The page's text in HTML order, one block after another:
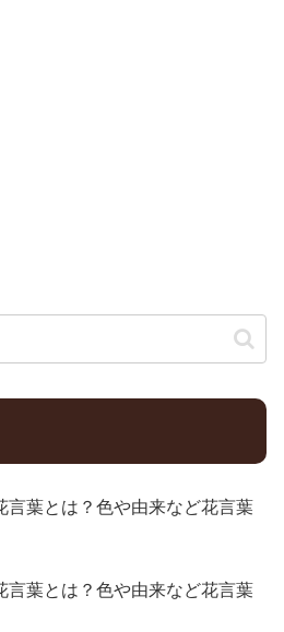
言葉とは？色や由来など花言葉
言葉とは？色や由来など花言葉